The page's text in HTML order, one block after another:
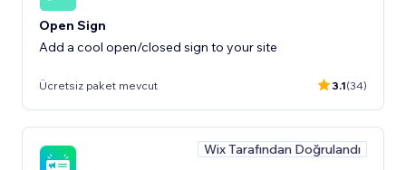
Open Sign
Add a cool open/closed sign to your site
Ücretsiz paket mevcut 3.1(34)
Wix Tarafından Doğrulandı